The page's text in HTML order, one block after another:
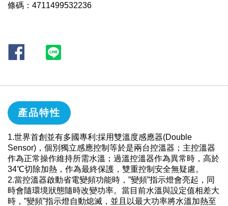
條碼：4711499532236
產品特性
1.世界首創並有多國專利:採用雙溫度感應器(Double
Sensor)，個別獨立感應控制等於是兩台控溫器；主控溫器
作為正常操作維持所需水溫；過溫控溫器作為異常時，高於
34℃切除加熱，作為最終保護，雙重控制安全無疑慮。
2.當控溫器啟動省電變頻功能時，”變頻”指示燈會亮起，同
時會隨環境狀態隨時改變功率。當目前水溫與設定值相差大
時，”變頻”指示燈自動熄滅，並且以最大功率將水溫加熱至